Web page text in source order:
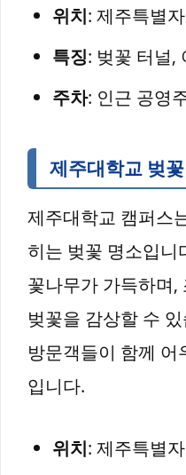
위치: 제주특별
특징: 벚꽃 터널,
주차: 인근 공영
제주대학교 벚
제주대학교 캠퍼스
히는 벚꽃 명소입니
꽃나무가 가득하며,
벚꽃을 감상할 수
방문객들이 함께 어
입니다.
위치: 제주특별